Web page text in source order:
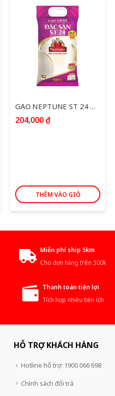
GẠO NEPTUNE ST 24 TÚI 5KG
204,000₫
THÊM VÀO GIỎ
Miễn phí ship 5km
Cho đơn hàng trên 300k
Thanh toán tiện lợi
Tích hợp nhiều tiện ích
HỖ TRỢ KHÁCH HÀNG
Hotline hỗ trợ: 1900 066 698
Chính sách đổi trả